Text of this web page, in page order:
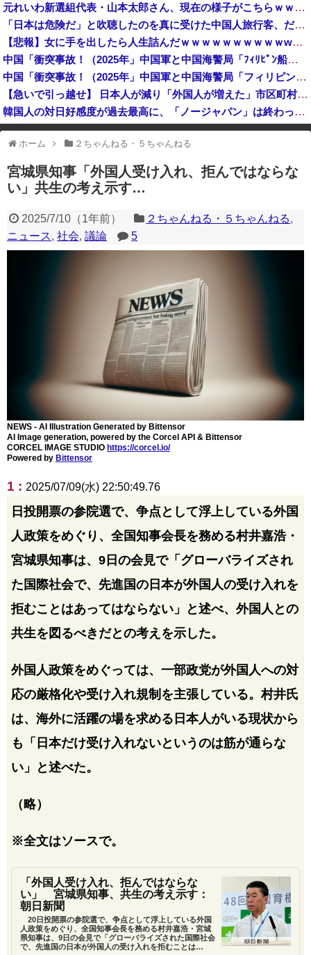
元れいわ新選組代表・山本太郎さん、現在の様子がこちらｗｗｗｗｗ
「日本は危険だ」と吹聴したのを真に受けた中国人旅行客、だが代替旅行先が日本ほど安全ではなかった結果……
【悲報】女に手を出したら人生詰んだｗｗｗｗｗｗｗｗｗｗwwww
中国「衝突事故！（2025年」中国軍と中国海警局「ﾌｨﾘﾋﾟﾝ船の追跡中に衝突！（8/11」中国「2人死亡」中国政府「1年間隠蔽」日本「隠蔽された事実報道！（2026年」→
中国「衝突事故！（2025年」中国軍と中国海警局「フィリピン船の追跡中に衝突！（8/11」中国「2人死亡」中国政府「1年間隠蔽」日本「隠蔽された事実報道！（2026年」→
【急いで引っ越せ】 日本人が減り「外国人が増えた」市区町村ランキングキタ━━!
韓国人の対日好感度が過去最高に、「ノージャパン」は終わった？＝ネット「中国より100倍いい」
日産e-power、無給油で1980km走行しギネス記録を達成、無駄な発電や送電ロスなくEVよりエコを証明
一部のコンテンツが表示されなくなったり、サイト全体のレイアウトが崩れ
たりする場合があります。
ホーム ２ちゃんねる・５ちゃんねる
宮城県知事「外国人受け入れ、拒んではならな
い」共生の考え示す…
2025/7/10（1年前） ２ちゃんねる・５ちゃんねる,
ニュース, 社会, 議論 5
NEWS - AI Illustration Generated by Bittensor
AI Image generation, powered by the Corcel API & Bittensor
CORCEL IMAGE STUDIO https://corcel.io/
Powered by Bittensor
1 : 2025/07/09(水) 22:50:49.76
日投開票の参院選で、争点として浮上している外国
人政策をめぐり、全国知事会長を務める村井嘉浩・
宮城県知事は、9日の会見で「グローバライズされ
た国際社会で、先進国の日本が外国人の受け入れを
拒むことはあってはならない」と述べ、外国人との
共生を図るべきだとの考えを示した。
外国人政策をめぐっては、一部政党が外国人への対
応の厳格化や受け入れ規制を主張している。村井氏
は、海外に活躍の場を求める日本人がいる現状から
も「日本だけ受け入れないというのは筋が通らな
い」と述べた。
（略）
※全文はソースで。
「外国人受け入れ、拒んではならな
い」 宮城県知事、共生の考え示す：
朝日新聞
20日投開票の参院選で、争点として浮上している外国
人政策をめぐり、全国知事会長を務める村井嘉浩・宮城
県知事は、9日の会見で「グローバライズされた国際社会
で、先進国の日本が外国人の受け入れを拒むことは…